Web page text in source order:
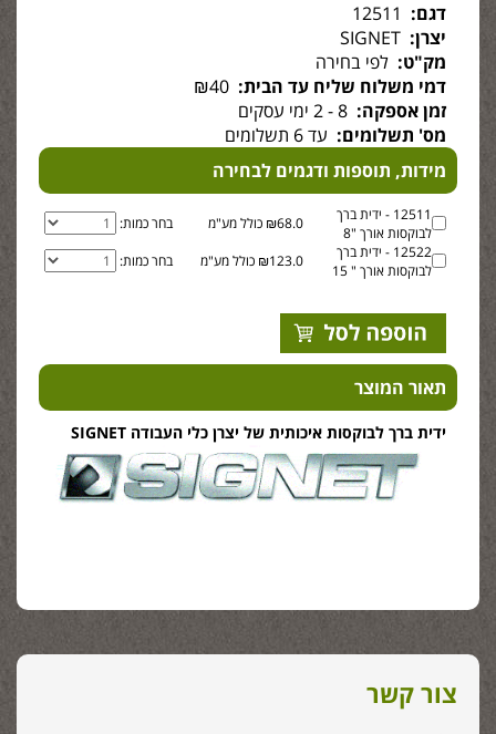
דגם:
יצרן:
מק"ט: לפי בחירה
דמי משלוח שליח עד הבית:
זמן אספקה:
מס' תשלומים: עד 6 תשלומים
מידות, תוספות ודגמים לבחירה
12511 - ידית ברך
לבוקסות אורך "8
₪68.0 כולל מע"מ
בחר כמות:
12522 - ידית ברך
לבוקסות אורך " 15
₪123.0 כולל מע"מ בחר כמות:
תאור המוצר
ידית ברך לבוקסות איכותית של יצרן כלי העבודה SIGNET
צור קשר